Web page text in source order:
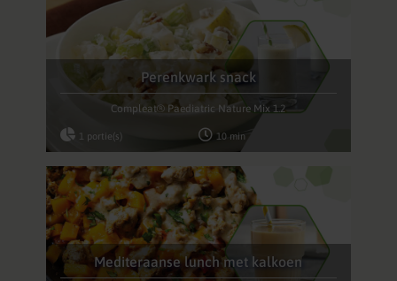
Perenkwark snack
Compleat® Paediatric Nature Mix 1.2
1 portie(s) 10 min
Mediteraanse lunch met kalkoen